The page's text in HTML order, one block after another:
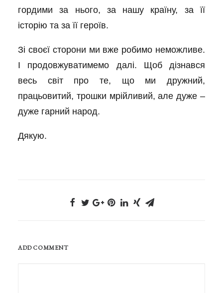
гордими за нього, за нашу країну, за її
історію та за її героїв.
Зі своєї сторони ми вже робимо неможливе.
І продовжуватимемо далі. Щоб дізнався
весь світ про те, що ми дружний,
працьовитий, трошки мрійливий, але дуже –
дуже гарний народ.
Дякую.
ADD COMMENT